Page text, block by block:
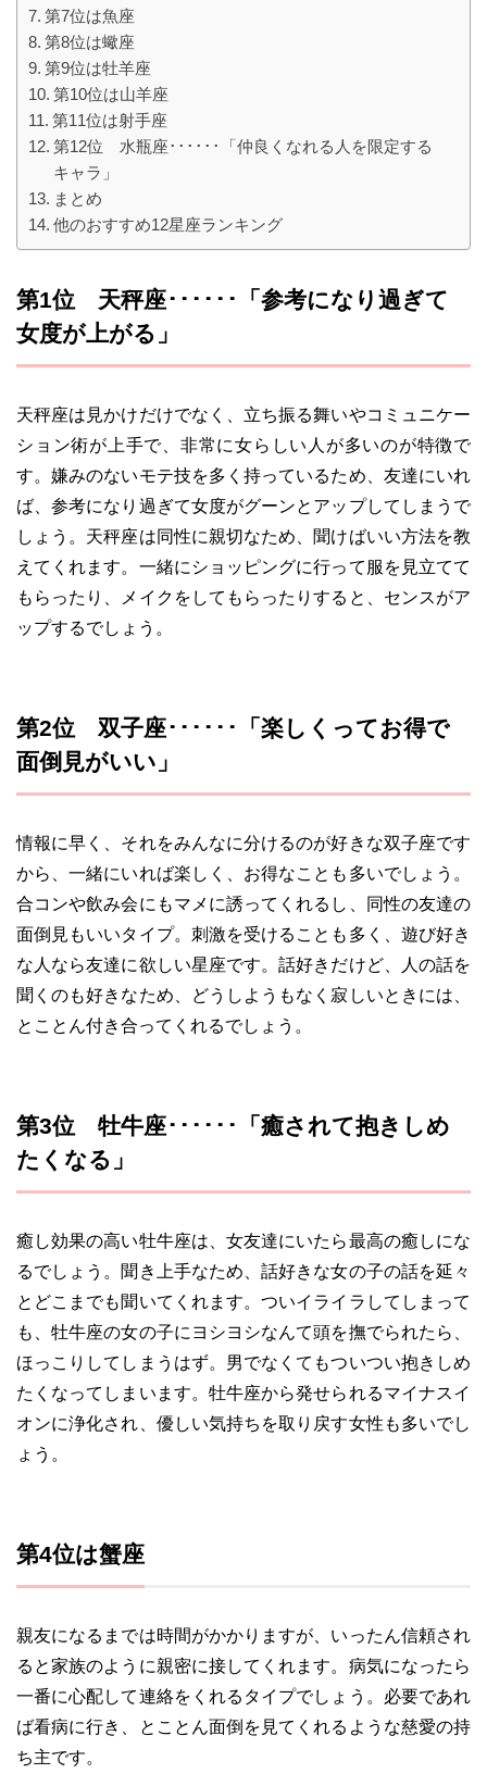
第7位は魚座
第8位は蠍座
第9位は牡羊座
第10位は山羊座
第11位は射手座
第12位 水瓶座･･････「仲良くなれる人を限定する
キャラ」
まとめ
他のおすすめ12星座ランキング
第1位 天秤座･･････「参考になり過ぎて
女度が上がる」
天秤座は見かけだけでなく、立ち振る舞いやコミュニケー
ション術が上手で、非常に女らしい人が多いのが特徴で
す。嫌みのないモテ技を多く持っているため、友達にいれ
ば、参考になり過ぎて女度がグーンとアップしてしまうで
しょう。天秤座は同性に親切なため、聞けばいい方法を教
えてくれます。一緒にショッピングに行って服を見立てて
もらったり、メイクをしてもらったりすると、センスがア
ップするでしょう。
第2位 双子座･･････「楽しくってお得で
面倒見がいい」
情報に早く、それをみんなに分けるのが好きな双子座です
から、一緒にいれば楽しく、お得なことも多いでしょう。
合コンや飲み会にもマメに誘ってくれるし、同性の友達の
面倒見もいいタイプ。刺激を受けることも多く、遊び好き
な人なら友達に欲しい星座です。話好きだけど、人の話を
聞くのも好きなため、どうしようもなく寂しいときには、
とことん付き合ってくれるでしょう。
第3位 牡牛座･･････「癒されて抱きしめ
たくなる」
癒し効果の高い牡牛座は、女友達にいたら最高の癒しにな
るでしょう。聞き上手なため、話好きな女の子の話を延々
とどこまでも聞いてくれます。ついイライラしてしまって
も、牡牛座の女の子にヨシヨシなんて頭を撫でられたら、
ほっこりしてしまうはず。男でなくてもついつい抱きしめ
たくなってしまいます。牡牛座から発せられるマイナスイ
オンに浄化され、優しい気持ちを取り戻す女性も多いでし
ょう。
第4位は蟹座
親友になるまでは時間がかかりますが、いったん信頼され
ると家族のように親密に接してくれます。病気になったら
一番に心配して連絡をくれるタイプでしょう。必要であれ
ば看病に行き、とことん面倒を見てくれるような慈愛の持
ち主です。